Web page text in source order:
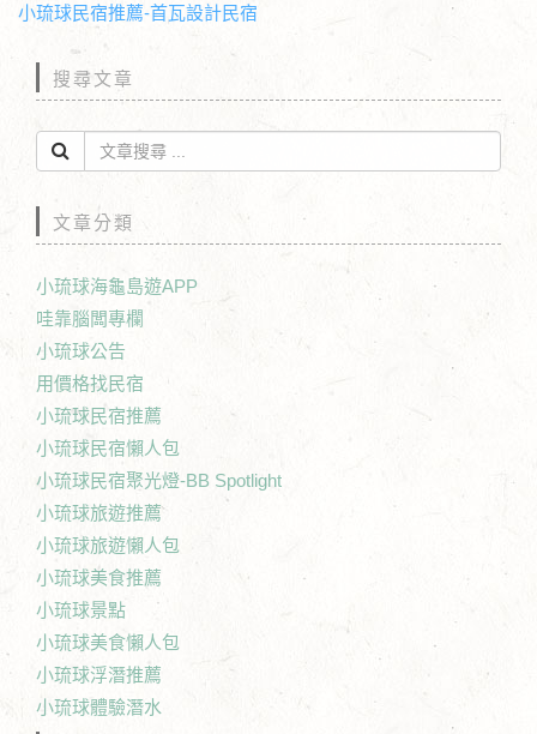
小琉球民宿推薦-首瓦設計民宿
搜尋文章
文章分類
小琉球海龜島遊APP
哇靠腦闆專欄
小琉球公告
用價格找民宿
小琉球民宿推薦
小琉球民宿懶人包
小琉球民宿聚光燈-BB Spotlight
小琉球旅遊推薦
小琉球旅遊懶人包
小琉球美食推薦
小琉球景點
小琉球美食懶人包
小琉球浮潛推薦
小琉球體驗潛水